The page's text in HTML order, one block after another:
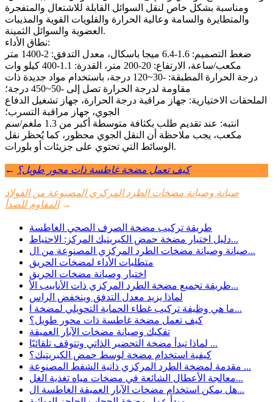
ومناسبة بشكل خاص لنقل السوائل القابلة للاشتعال والمتفجرة
والمتطايرة والسامة وعالية الحرارة والقلويات القوية والمذيبات
العضوية والسوائل الثمينة.
نطاق الأداء:
ضغط التصميم: 1.6-6.4 ميجا باسكال، معدل التدفق: 2-1400 متر
مكعب/ساعة، الارتفاع: 20-200 متر، القدرة: 1.1-400 كيلو وات
درجة الحرارة المطبقة: -30~120 درجة، باستخدام مواد جديدة ذات
مقاومة لدرجة الحرارة تصل إلى -50~450 درجة؛
الملحقات الاختيارية: جهاز مراقبة درجة الحرارة، جهاز تشغيل الدفاع
الجوي، جهاز مراقبة التسرب؛
انتبه: عند تقديم طلب بكثافة متوسطة أكبر من 1.3 ملغم/سم
مكعب، يجب ملاحظة أن النقل الجوي محظور، كما يُحظر نقل
الوسائط التي تحتوي على جزيئات أو بلورات.
← كيف تعمل مضخة غاطسة ذات محور طويل؟
صيانة وصيانة مضخات الطرد المركزي المصنوعة من الفولاذ
المقاوم للصدأ →
طريقة تركيب مضخة الصرف الصحي الغاطسة
دليل اختيار مضخة حمض الكبريتيك المركز: الاحتياط...
صيانة وصيانة مضخات الطرد المركزي المصنوعة من ال...
متطلبات الأداء لمضخات الحريق
اختيار وصيانة مضخات الحريق
طريقة تجميع مضخة الطرد المركزي ذات الأنابيب الأ...
لماذا يزيد معدل التدفق وينخفض ​​الراس
ما هي وظيفة تركيب غطاء الحماية التحويلي لمضخة ا...
كيف تعمل مضخة غاطسة ذات محور طويل؟
تفكيك وصيانة مضخات الآبار العميقة
لماذا تبدأ مضخة التحضير الذاتي وتتوقف تلقائيًا ...
كيفية استخدام مضخة لوسط حمض الكبريتيك؟
مقدمة لمضخة الطرد المركزي ذاتية الشفط المصنوعة ...
معالجة الأعطال الشائعة في مضخات مياه تغذية الغل...
هل يمكن استخدام مضخات الآبار العميقة الغاطسة ال...